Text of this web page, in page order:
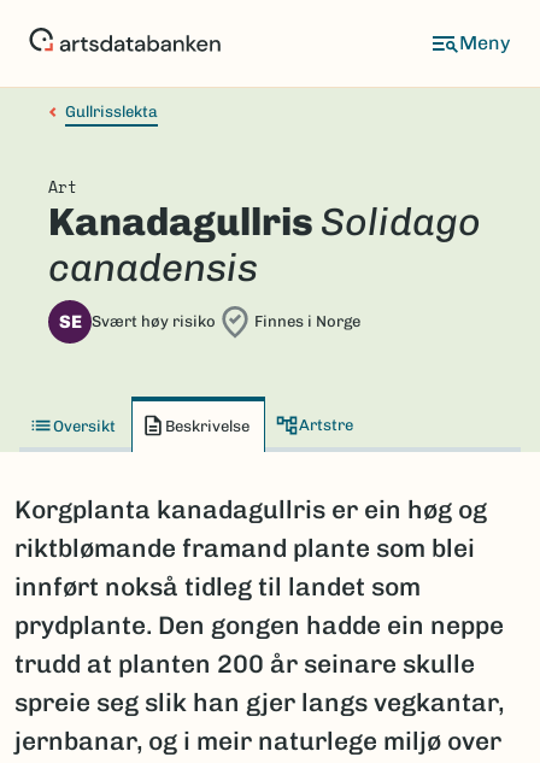
Gullrisslekta
Art
Kanadagullris Solidago
canadensis
SE Svært høy risiko Finnes i Norge
Oversikt Beskrivelse Artstre
Korgplanta kanadagullris er ein høg og
riktblømande framand plante som blei
innført nokså tidleg til landet som
prydplante. Den gongen hadde ein neppe
trudd at planten 200 år seinare skulle
spreie seg slik han gjer langs vegkantar,
jernbanar, og i meir naturlege miljø over